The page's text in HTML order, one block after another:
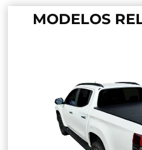
MODELOS